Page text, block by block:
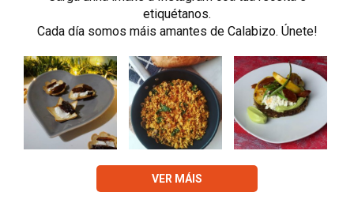
etiquétanos.
Cada día somos máis amantes de Calabizo. Únete!
VER MÁIS